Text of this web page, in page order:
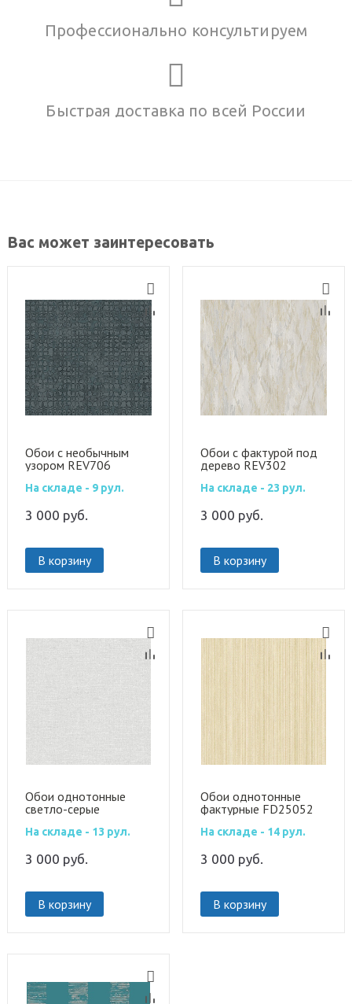
Профессионально консультируем
Быстрая доставка по всей России
Вас может заинтересовать
Обои с необычным
узором REV706
На складе - 9 рул.
3 000 руб.
В корзину
Обои с фактурой под
дерево REV302
На складе - 23 рул.
3 000 руб.
В корзину
Обои однотонные
светло-серые
На складе - 13 рул.
3 000 руб.
В корзину
Обои однотонные
фактурные FD25052
На складе - 14 рул.
3 000 руб.
В корзину